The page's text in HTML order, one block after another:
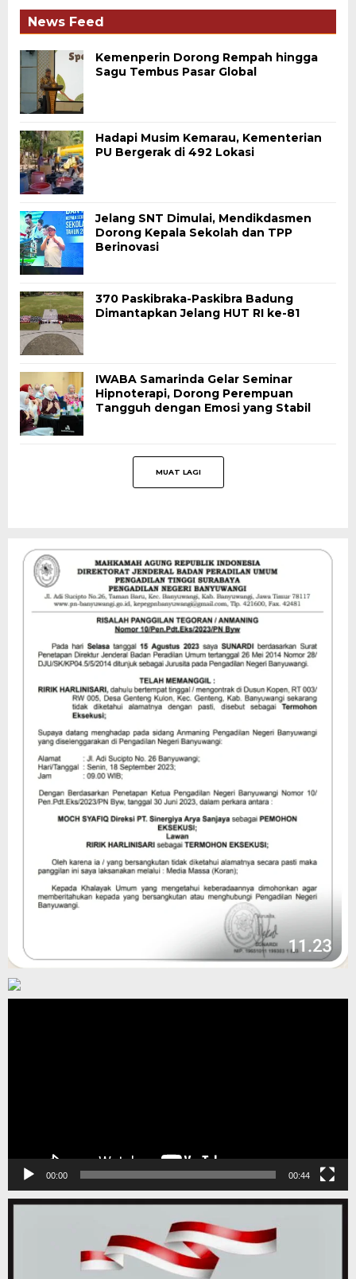
News Feed
Kemenperin Dorong Rempah hingga
Sagu Tembus Pasar Global
Hadapi Musim Kemarau, Kementerian
PU Bergerak di 492 Lokasi
Jelang SNT Dimulai, Mendikdasmen
Dorong Kepala Sekolah dan TPP
Berinovasi
370 Paskibraka-Paskibra Badung
Dimantapkan Jelang HUT RI ke-81
IWABA Samarinda Gelar Seminar
Hipnoterapi, Dorong Perempuan
Tangguh dengan Emosi yang Stabil
00:00 00:44